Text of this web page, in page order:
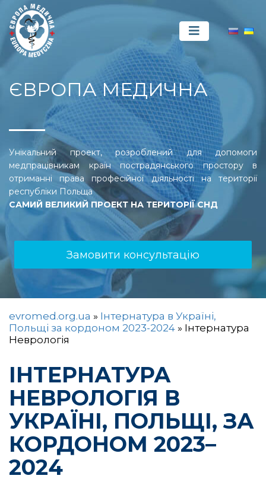
ЄВРОПА МЕДИЧНА
Унікальний проект, розроблений для допомоги
медпрацівникам країн пострадянського простору в
отриманні права професійної діяльності на території
республіки Польща
САМИЙ ВЕЛИКИЙ ПРОЕКТ НА ТЕРИТОРІЇ СНД
Замовити консультацію
evromed.org.ua » Інтернатура в Україні,
Польщі за кордоном 2023-2024 » Інтернатура
Неврологія
ІНТЕРНАТУРА
НЕВРОЛОГІЯ В
УКРАЇНІ, ПОЛЬЩІ, ЗА
КОРДОНОМ 2023–
2024